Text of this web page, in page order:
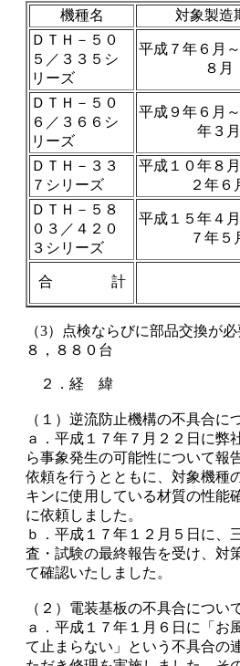
機種名 対象製造
ＤＴＨ－５０
５／３３５シ
リーズ
平成７年６月
８月
ＤＴＨ－５０
６／３６６シ
リーズ
平成９年６月
年３月
ＤＴＨ－３３
７シリーズ
平成１０年８
２年６
ＤＴＨ－５８
０３／４２０
３シリーズ
平成１５年４
７年５
合 計
（3）点検ならびに部品交
８，８８０台
２．経 緯
（１）逆流防止機構の不具合に
ａ．平成１７年７月２２日に弊
ら事象発生の可能性について報
依頼を行うとともに、対象機種
キンに使用している材質の性能
に依頼しました。
ｂ．平成１７年１２月５日に、
査・試験の最終報告を受け、対
て確認いたしました。
（２）電装基板の不具合につい
ａ．平成１７年１月６日に「お
て止まらない」という不具合の